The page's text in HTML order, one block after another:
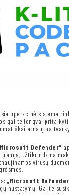
operacinė sistema
galite lengvai
atnaujina
Defender“
užtikrindama
virusų
„Microsoft
nustatymų. Galite